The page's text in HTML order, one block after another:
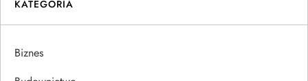
g
a
KATEGORIA
Biznes